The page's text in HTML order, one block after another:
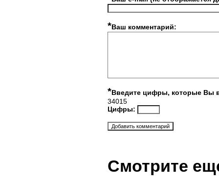
*Ваш комментарий:
*Введите цифры, которые Вы
34015
Цифры:
Смотрите